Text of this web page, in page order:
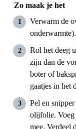
Zo maak je het
Verwarm de
onderwarmte).
Rol het deeg
zijn dan de
boter of
gaatjes in het
Pel en
olijfolie. Voeg
mee. Verdeel